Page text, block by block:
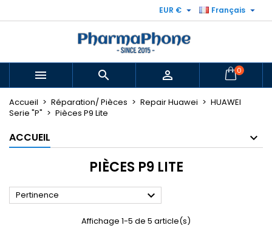
Français 
EUR € 
   0
Accueil Réparation/ Pièces Repair Huawei
HUAWEI
Serie "P"
Pièces P9 Lite
ACCUEIL
PIÈCES P9 LITE
Pertinence 
Affichage 1-5 de 5 article(s)